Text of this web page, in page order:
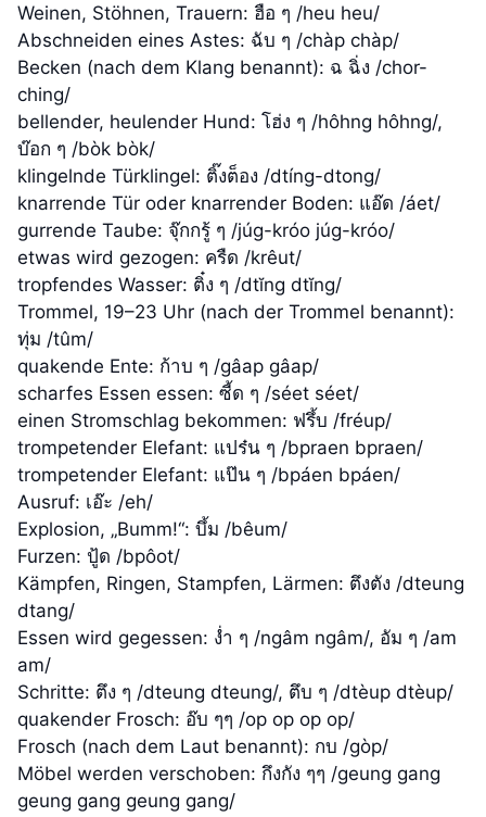
Weinen, Stöhnen, Trauern: ฮือ ๆ /heu heu/
Abschneiden eines Astes: ฉับ ๆ /chàp chàp/
Becken (nach dem Klang benannt): ฉ ฉิ่ง /chor-
ching/
bellender, heulender Hund: โฮ่ง ๆ /hôhng hôhng/,
บ๊อก ๆ /bòk bòk/
klingelnde Türklingel: ติ๊งต็อง /dtíng-dtong/
knarrende Tür oder knarrender Boden: แอ๊ด /áet/
gurrende Taube: จุ๊กกรู้ ๆ /júg-króo júg-króo/
etwas wird gezogen: ครืด /krêut/
tropfendes Wasser: ติ๋ง ๆ /dtĭng dtĭng/
Trommel, 19–23 Uhr (nach der Trommel benannt):
ทุ่ม /tûm/
quakende Ente: ก้าบ ๆ /gâap gâap/
scharfes Essen essen: ซี้ด ๆ /séet séet/
einen Stromschlag bekommen: ฟรึ้บ /fréup/
trompetender Elefant: แปร๋น ๆ /bpraen bpraen/
trompetender Elefant: แป๊น ๆ /bpáen bpáen/
Ausruf: เอ๊ะ /eh/
Explosion, „Bumm!“: บึ้ม /bêum/
Furzen: ปู้ด /bpôot/
Kämpfen, Ringen, Stampfen, Lärmen: ตึงตัง /dteung
dtang/
Essen wird gegessen: ง่ำ ๆ /ngâm ngâm/, อัม ๆ /am
am/
Schritte: ตึง ๆ /dteung dteung/, ตึบ ๆ /dtèup dtèup/
quakender Frosch: อ๊บ ๆๆ /op op op op/
Frosch (nach dem Laut benannt): กบ /gòp/
Möbel werden verschoben: กึงกัง ๆๆ /geung gang
geung gang geung gang/